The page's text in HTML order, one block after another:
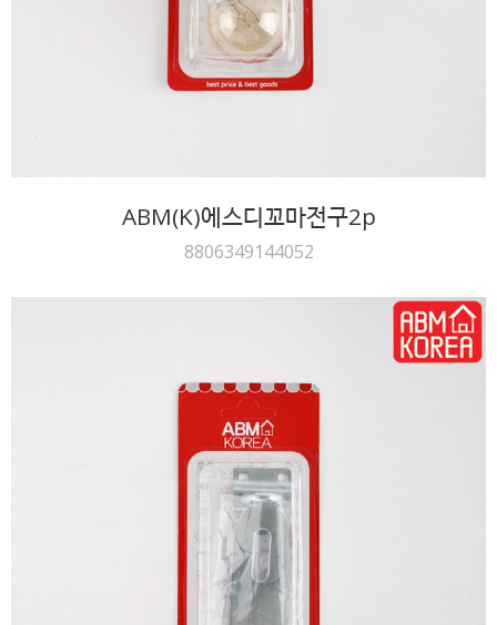
ABM(K)에스디꼬마전구2p
8806349144052